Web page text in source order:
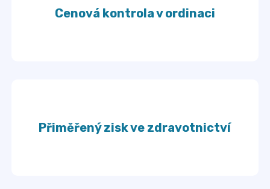
Cenová kontrola v ordinaci
Přiměřený zisk ve zdravotnictví